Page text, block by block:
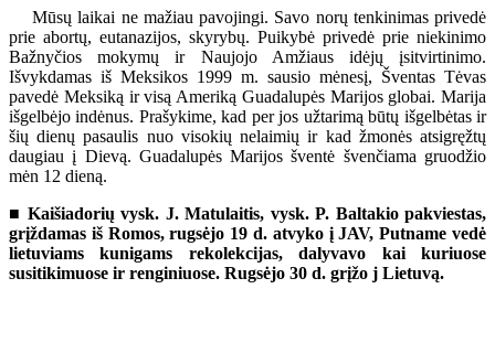
Mūsų laikai ne mažiau pavojingi. Savo norų tenkinimas privedė
prie abortų, eutanazijos, skyrybų. Puikybė privedė prie niekinimo
Bažnyčios mokymų ir Naujojo Amžiaus idėjų įsitvirtinimo.
Išvykdamas iš Meksikos 1999 m. sausio mėnesį, Šventas Tėvas
pavedė Meksiką ir visą Ameriką Guadalupės Marijos globai. Marija
išgelbėjo indėnus. Prašykime, kad per jos užtarimą būtų išgelbėtas ir
šių dienų pasaulis nuo visokių nelaimių ir kad žmonės atsigręžtų
daugiau į Dievą. Guadalupės Marijos šventė švenčiama gruodžio
mėn 12 dieną.
■ Kaišiadorių vysk. J. Matulaitis, vysk. P. Baltakio pakviestas,
grįždamas iš Romos, rugsėjo 19 d. atvyko į JAV, Putname vedė
lietuviams kunigams rekolekcijas, dalyvavo kai kuriuose
susitikimuose ir renginiuose. Rugsėjo 30 d. grįžo j Lietuvą.